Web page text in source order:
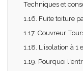
Techniques et
1.16. Fuite toiture
1.17. Couvreur
1.18. L'isolation à 1
1.19. Pourquoi